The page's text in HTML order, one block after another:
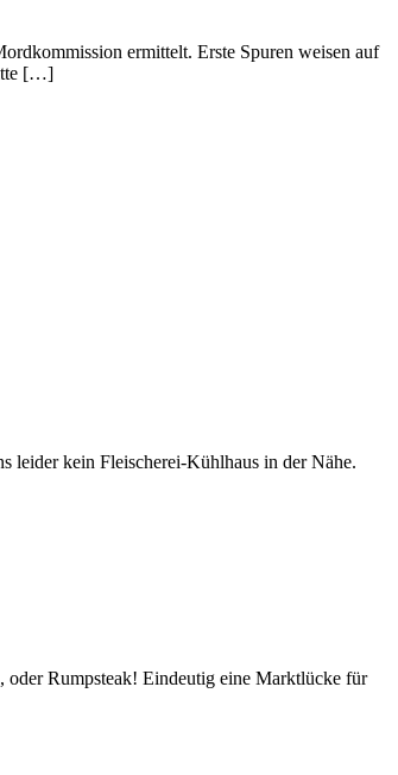
ermittelt. Erste Spuren weisen auf
[…]
leider kein Fleischerei-Kühlhaus in der Nähe.
oder Rumpsteak! Eindeutig eine Marktlücke für